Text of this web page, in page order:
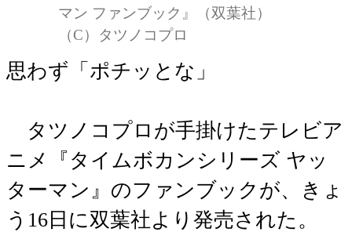
マン ファンブック』（双葉社）
（C）タツノコプロ
思わず「ポチッとな」
タツノコプロが手掛けたテレビア
ニメ『タイムボカンシリーズ ヤッ
ターマン』のファンブックが、きょ
う16日に双葉社より発売された。